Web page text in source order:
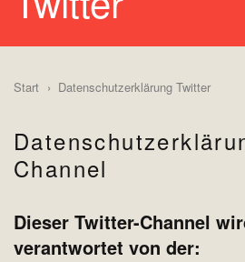
Start Datenschutzerklärung Twitter
Channel
Dieser Twitter-Channel
verantwortet von der: